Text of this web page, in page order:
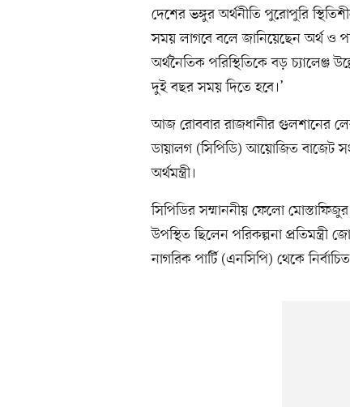
দেশের ভঙ্গুর অর্থনীতি পুরোপুরি
সময় লাগবে বলে জানিয়েছেন অর্থ ও
অর্থনৈতিক পরিস্থিতিকে বড় চ্যালেঞ্জ
দুই বছর সময় দিতে হবে।’
আজ রোববার রাজধানীর গুলশানের
ডায়ালগ (সিপিডি) আয়োজিত বাজেট
অর্থমন্ত্রী।
সিপিডির সম্মাননীয় ফেলো
উপস্থিত ছিলেন পরিকল্পনা
নাগরিক পার্টি (এনসিপি) থেকে